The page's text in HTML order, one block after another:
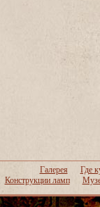
Галерея
Где
Конструкции ламп